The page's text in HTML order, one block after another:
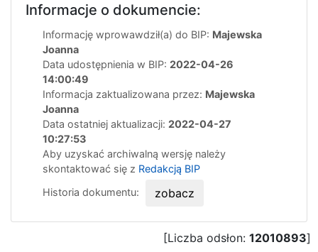
Informacje o dokumencie:
Informację wprowawdził(a) do BIP: Majewska
Joanna
Data udostępnienia w BIP: 2022-04-26
14:00:49
Informacja zaktualizowana przez: Majewska
Joanna
Data ostatniej aktualizacji: 2022-04-27
10:27:53
Aby uzyskać archiwalną wersję należy
skontaktować się z Redakcją BIP
Historia dokumentu:
zobacz
[Liczba odsłon: 12010893]